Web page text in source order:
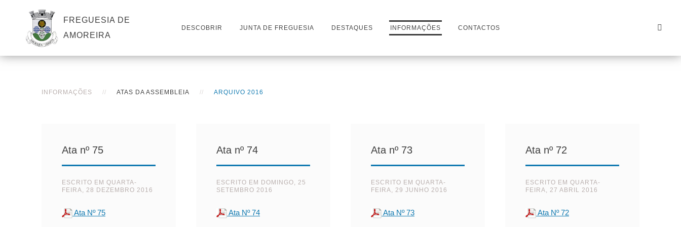
FREGUESIA DE
AMOREIRA
DESCOBRIR JUNTA DE FREGUESIA DESTAQUES INFORMAÇÕES CONTACTOS
INFORMAÇÕES ATAS DA ASSEMBLEIA ARQUIVO 2016
Ata nº 75
ESCRITO EM QUARTA-
FEIRA, 28 DEZEMBRO 2016
Ata Nº 75
Ata nº 74
ESCRITO EM
DOMINGO, 25
SETEMBRO 2016
Ata Nº 74
Ata nº 73
ESCRITO EM QUARTA-
FEIRA, 29 JUNHO 2016
Ata Nº 73
Ata nº 72
ESCRITO EM QUARTA-
FEIRA, 27 ABRIL 2016
Ata Nº 72